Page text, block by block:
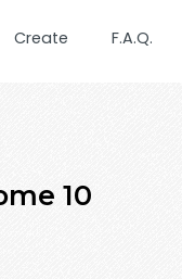
Create F.A.Q.
10